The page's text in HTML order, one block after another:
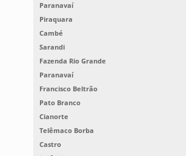
Paranavaí
Piraquara
Cambé
Sarandi
Fazenda Rio Grande
Paranavaí
Francisco Beltrão
Pato Branco
Cianorte
Telêmaco Borba
Castro